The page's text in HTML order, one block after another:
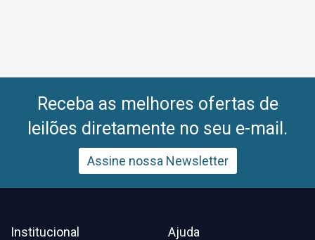
Receba as melhores ofertas de
leilões diretamente no seu e-mail.
Assine nossa Newsletter
Institucional Ajuda